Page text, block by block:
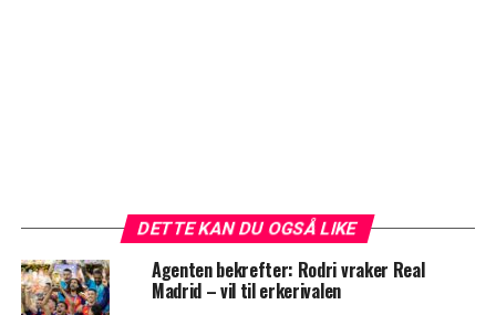
DETTE KAN DU OGSÅ LIKE
Agenten bekrefter: Rodri vraker Real
Madrid – vil til erkerivalen